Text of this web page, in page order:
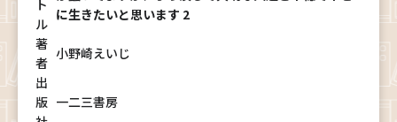
ト
ル
に生きたいと思います 2
著
者
小野崎えいじ
出
版 一二三書房